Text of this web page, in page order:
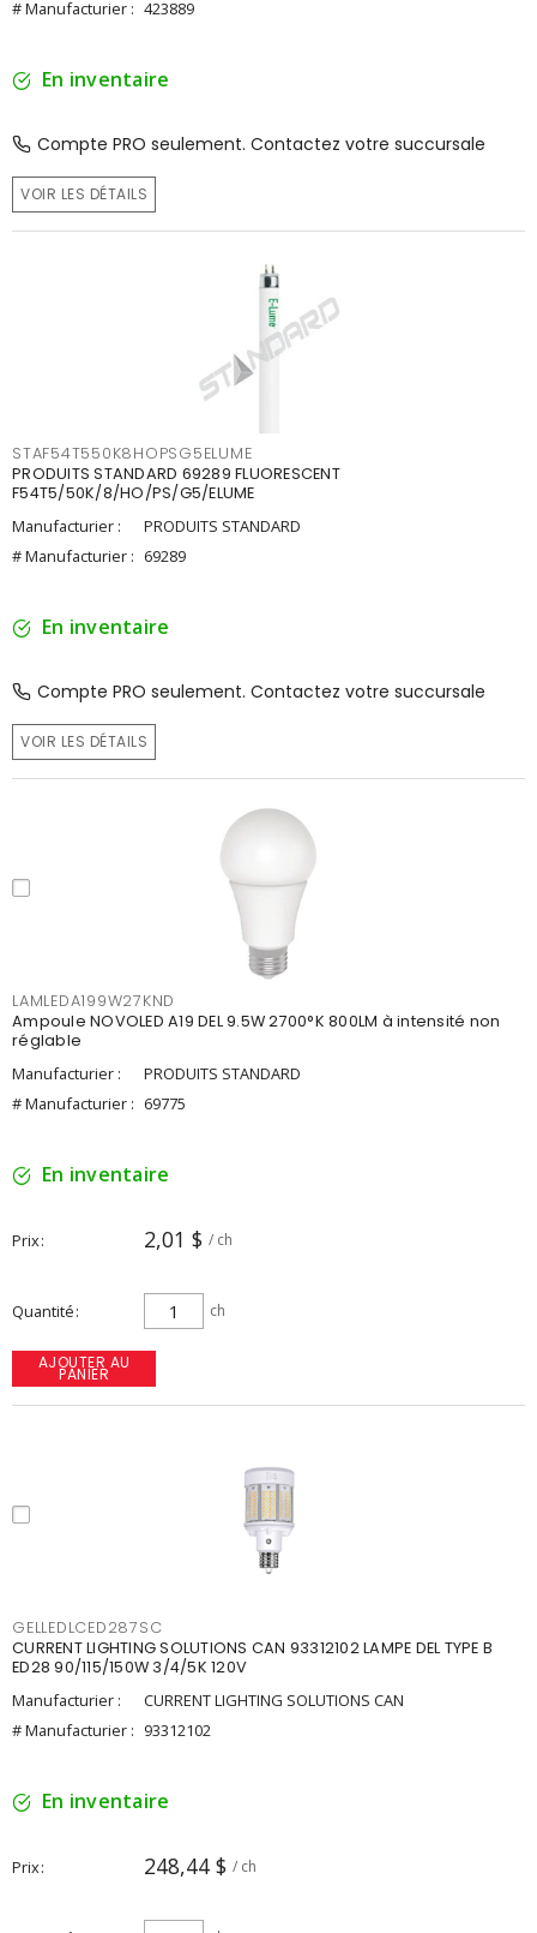
# Manufacturier : 423889
En inventaire
Compte PRO seulement. Contactez votre succursale
VOIR LES DÉTAILS
STAF54T550K8HOPSG5ELUME
PRODUITS STANDARD 69289 FLUORESCENT
F54T5/50K/8/HO/PS/G5/ELUME
Manufacturier :
PRODUITS STANDARD
# Manufacturier : 69289
En inventaire
Compte PRO seulement. Contactez votre succursale
VOIR LES DÉTAILS
LAMLEDA199W27KND
Ampoule NOVOLED A19 DEL 9.5W 2700°K 800LM à intensité non
réglable
Manufacturier :
PRODUITS STANDARD
# Manufacturier : 69775
En inventaire
Prix 2,01 $ / ch
Quantité ch
AJOUTER AU
PANIER
GELLEDLCED287SC
CURRENT LIGHTING SOLUTIONS CAN 93312102 LAMPE DEL TYPE B
ED28 90/115/150W 3/4/5K 120V
Manufacturier :
CURRENT LIGHTING SOLUTIONS CAN
# Manufacturier : 93312102
En inventaire
Prix 248,44 $ / ch